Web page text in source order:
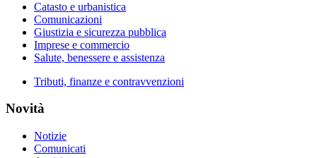
Catasto e urbanistica
Comunicazioni
Giustizia e sicurezza pubblica
Imprese e commercio
Salute, benessere e assistenza
Tributi, finanze e contravvenzioni
Novità
Notizie
Comunicati